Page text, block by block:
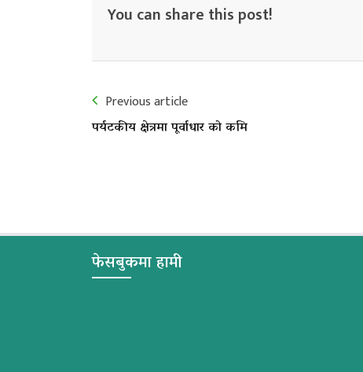
You can share this post!
Previous article
पर्यटकीय क्षेत्रमा पूर्वाधार को कमि
फेसबुकमा हामी